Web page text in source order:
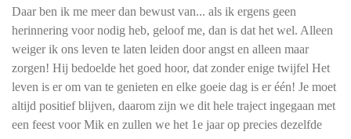
Daar ben ik me meer dan bewust van... als ik ergens geen
herinnering voor nodig heb, geloof me, dan is dat het wel. Alleen
weiger ik ons leven te laten leiden door angst en alleen maar
zorgen! Hij bedoelde het goed hoor, dat zonder enige twijfel Het
leven is er om van te genieten en elke goeie dag is er één! Je moet
altijd positief blijven, daarom zijn we dit hele traject ingegaan met
een feest voor Mik en zullen we het 1e jaar op precies dezelfde